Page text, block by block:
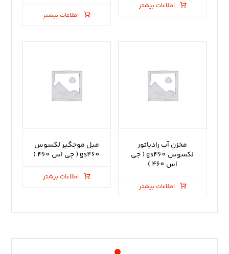
اطلاعات بیشتر
اطلاعات بیشتر
مخزن آب رادیاتور
لکسوس gs460 ( جی
اس 460 )
اطلاعات بیشتر
میل موجگیر لکسوس
gs460 ( جی اس 460 )
اطلاعات بیشتر